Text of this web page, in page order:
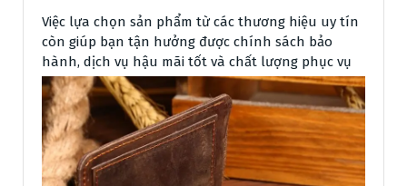
Việc lựa chọn sản phẩm từ các thương hiệu uy tín
còn giúp bạn tận hưởng được chính sách bảo
hành, dịch vụ hậu mãi tốt và chất lượng phục vụ